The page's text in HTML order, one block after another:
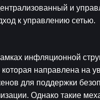
и
к управлению сетью.
инфляционной
направлена на
для поддержки
Однако такие